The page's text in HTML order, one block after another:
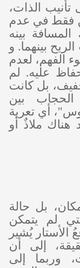
الذات،
فقط في عدم
بينه
بينهما. و
الفهم، لعدم
عليه. لم
بل كانت
بين
أي تعرية
هناك ملاذٌ أو
بل حالة
لم يتمكن
الأستار يُشير
إلى أن
وربما إلى